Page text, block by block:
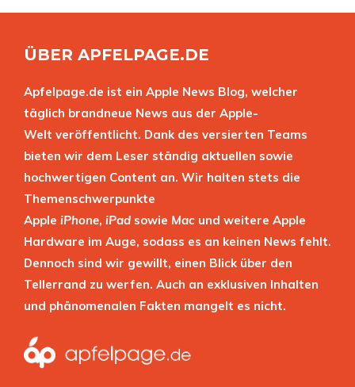
ÜBER APFELPAGE.DE
Apfelpage.de ist ein Apple News Blog, welcher
täglich brandneue News aus der Apple-
Welt veröffentlicht. Dank des versierten Teams
bieten wir dem Leser ständig aktuellen sowie
hochwertigen Content an. Wir halten stets die
Themenschwerpunkte
Apple iPhone, iPad sowie Mac und weitere Apple
Hardware im Auge, sodass es an keinen News fehlt.
Dennoch sind wir gewillt, einen Blick über den
Tellerrand zu werfen. Auch an exklusiven Inhalten
und phänomenalen Fakten mangelt es nicht.